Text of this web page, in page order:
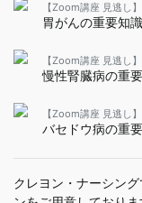
【Zoom講座 見逃し
胃がんの重要知識
【Zoom講座 見逃し
慢性腎臓病の重
【Zoom講座 見逃し
バセドウ病の重
クレヨン・ナーシン